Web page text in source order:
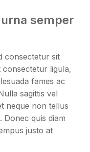
semper
consectetur sit
ligula,
fames ac
sagittis vel
neque non tellus
Donec quis diam
justo at